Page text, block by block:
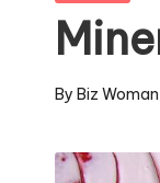
Posted
By Biz Woman